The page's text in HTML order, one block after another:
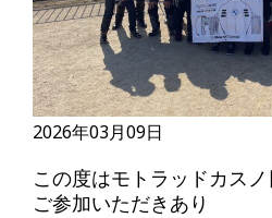
この度はモトラッドカス
ご参加いただきあり
2026年03月09日